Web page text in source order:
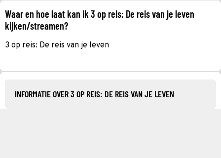
Waar en hoe laat kan ik 3 op reis: De reis van je leven
kijken/streamen?
3 op reis: De reis van je leven
INFORMATIE OVER 3 OP REIS: DE REIS VAN JE LEVEN